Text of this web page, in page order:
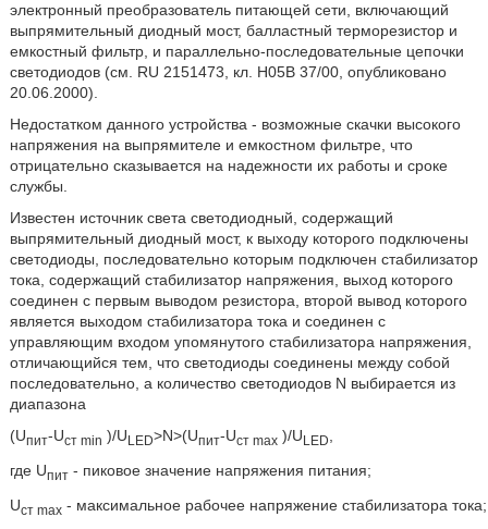
электронный преобразователь питающей сети, включающий
выпрямительный диодный мост, балластный терморезистор и
емкостный фильтр, и параллельно-последовательные цепочки
светодиодов (см. RU 2151473, кл. Н05В 37/00, опубликовано
20.06.2000).
Недостатком данного устройства - возможные скачки высокого
напряжения на выпрямителе и емкостном фильтре, что
отрицательно сказывается на надежности их работы и сроке
службы.
Известен источник света светодиодный, содержащий
выпрямительный диодный мост, к выходу которого подключены
светодиоды, последовательно которым подключен стабилизатор
тока, содержащий стабилизатор напряжения, выход которого
соединен с первым выводом резистора, второй вывод которого
является выходом стабилизатора тока и соединен с
управляющим входом упомянутого стабилизатора напряжения,
отличающийся тем, что светодиоды соединены между собой
последовательно, а количество светодиодов N выбирается из
диапазона
(Uпит-Uст min )/ULED>N>(Uпит-Uст max)/ULED
где Uпит- пиковое значение напряжения питания;
Uст max- максимальное рабочее напряжение стабилизатора тока;